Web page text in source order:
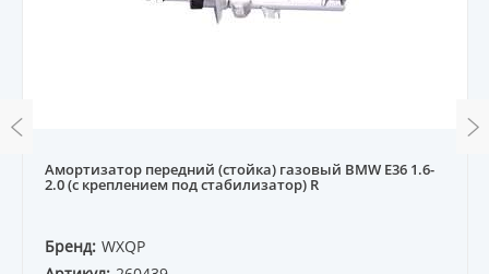
Амортизатор передний (стойка) газовый BMW E36 1.6-
2.0 (с креплением под стабилизатор) R
Бренд: WXQP